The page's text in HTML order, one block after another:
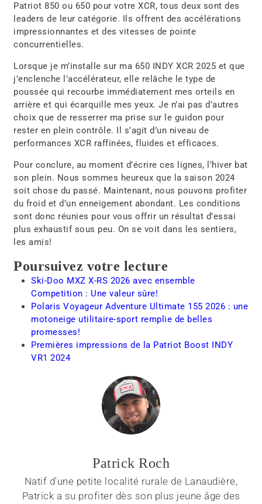
Patriot 850 ou 650 pour votre XCR, tous deux sont des
leaders de leur catégorie. Ils offrent des accélérations
impressionnantes et des vitesses de pointe
concurrentielles.
Lorsque je m’installe sur ma 650 INDY XCR 2025 et que
j’enclenche l’accélérateur, elle relâche le type de
poussée qui recourbe immédiatement mes orteils en
arrière et qui écarquille mes yeux. Je n’ai pas d’autres
choix que de resserrer ma prise sur le guidon pour
rester en plein contrôle. Il s’agit d’un niveau de
performances XCR raffinées, fluides et efficaces.
Pour conclure, au moment d’écrire ces lignes, l’hiver bat
son plein. Nous sommes heureux que la saison 2024
soit chose du passé. Maintenant, nous pouvons profiter
du froid et d’un enneigement abondant. Les conditions
sont donc réunies pour vous offrir un résultat d’essai
plus exhaustif sous peu. On se voit dans les sentiers,
les amis!
Poursuivez votre lecture
Ski-Doo MXZ X-RS 2026 avec ensemble
Competition : Une valeur sûre!
Polaris Voyageur Adventure Ultimate 155 2026 : une
motoneige utilitaire-sport remplie de belles
promesses!
Premières impressions de la Patriot Boost INDY
VR1 2024
Patrick Roch
Natif d'une petite localité rurale de Lanaudière,
Patrick a su profiter dès son plus jeune âge des